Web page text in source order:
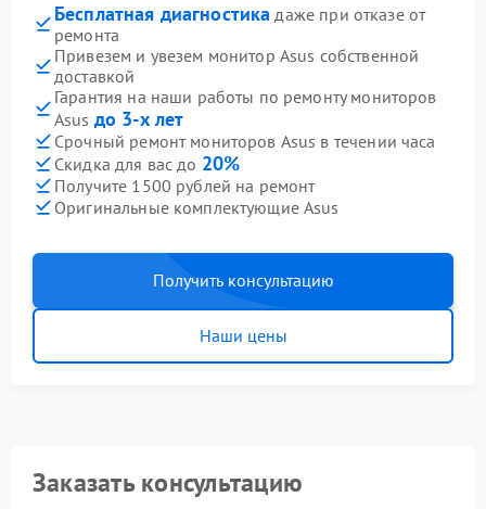
Бесплатная диагностика даже при отказе от
ремонта
Привезем и увезем монитор Asus собственной
доставкой
Гарантия на наши работы по ремонту мониторов
Asus до 3-х лет
Срочный ремонт мониторов Asus в течении часа
Скидка для вас до 20%
Получите 1500 рублей на ремонт
Оригинальные комплектующие Asus
Получить консультацию
Наши цены
Заказать консультацию